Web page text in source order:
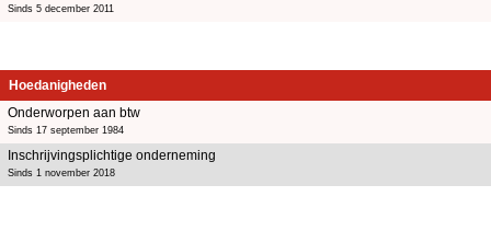
Sinds 5 december 2011
Hoedanigheden
Onderworpen aan btw
Sinds 17 september 1984
Inschrijvingsplichtige onderneming
Sinds 1 november 2018